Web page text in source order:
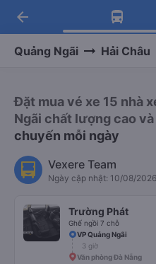
Tải app
Nhận ưu đãi
Tải app
-30k/ghế khi
arrow_back
Quảng Ngãi Hải Châu
Đặt mua vé xe 15 nhà
Ngãi chất lượng cao
chuyến mỗi ngày
Vexere Team
Ngày cập nhật: 10/08/2026
Trường Phát
Ghế ngồi 7 chỗ
VP Quảng Ngãi
3 giờ
Văn phòng Đà Nẵng